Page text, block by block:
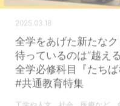
2025.03.18
全学をあげた新たな
待っているのは“越える
全学必修科目『たちば
#共通教育特集